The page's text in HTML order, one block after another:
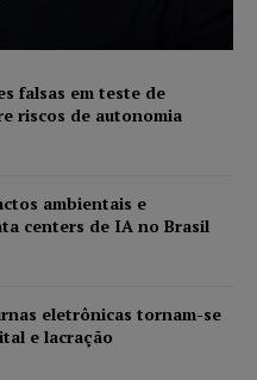
falsas em teste de
riscos de autonomia
ambientais e
centers de IA no Brasil
eletrônicas tornam-se
e lacração